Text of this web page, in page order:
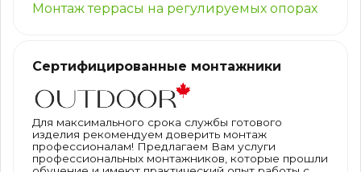
Монтаж террасы на регулируемых опорах
Сертифицированные монтажники
Для максимального срока службы готового
изделия рекомендуем доверить монтаж
профессионалам! Предлагаем Вам услуги
профессиональных монтажников, которые прошли